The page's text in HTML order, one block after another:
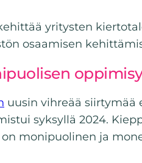
yritysten
osaamisen
uusin vihreää siirtymää
syksyllä 2024.
monipuolinen ja